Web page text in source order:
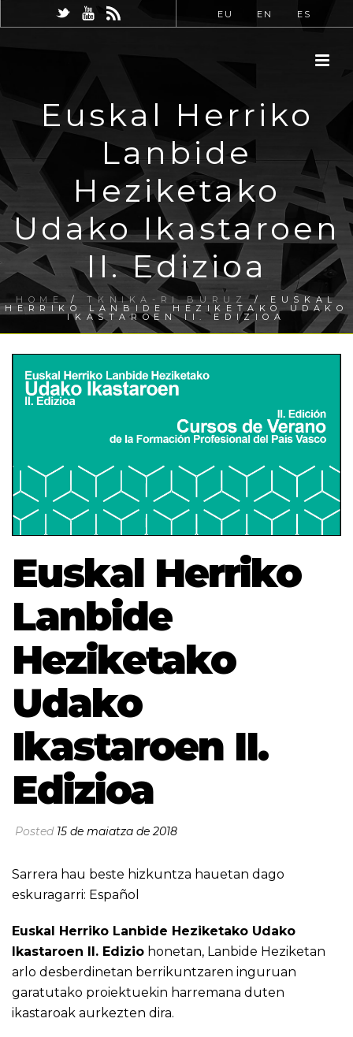
EU EN ES
Euskal Herriko
Lanbide
Heziketako
Udako Ikastaroen
II. Edizioa
HOME/TKNIKA-RI BURUZ / EUSKAL
HERRIKO LANBIDE HEZIKETAKO UDAKO
IKASTAROEN II. EDIZIOA
Euskal Herriko
Lanbide
Heziketako
Udako
Ikastaroen II.
Edizioa
Posted 15 de maiatza de 2018
Sarrera hau beste hizkuntza hauetan dago
eskuragarri: Español
Euskal Herriko Lanbide Heziketako Udako
Ikastaroen II. Edizio honetan, Lanbide Heziketan
arlo desberdinetan berrikuntzaren inguruan
garatutako proiektuekin harremana duten
ikastaroak aurkezten dira.